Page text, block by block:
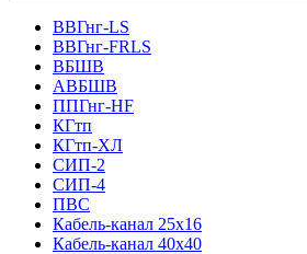
ВВГнг-LS
ВВГнг-FRLS
ВБШВ
АВБШВ
ППГнг-HF
КГтп
КГтп-ХЛ
СИП-2
СИП-4
ПВС
Кабель-канал 25х16
Кабель-канал 40х40